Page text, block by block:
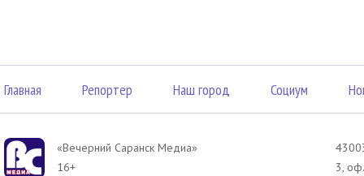
Главная Репортер Наш город Социум
«Вечерний Саранск Mедиа»
16+
3,